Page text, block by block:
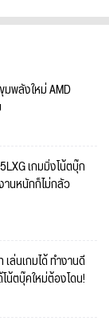
มพลังใหม่ AMD
เกมมิ่งโน้ตบุ๊ก
นหนักก็ไม่กลัว
ล่นเกมได้ ทำงานดี
น้ตบุ๊คใหม่ต้องโดน!